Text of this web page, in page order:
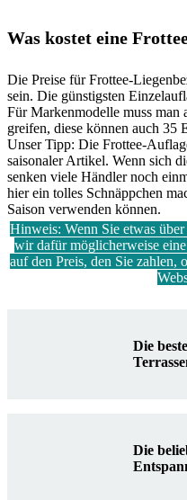
Was kostet eine
Die Preise für Frottee-
sein. Die günstigsten
Für Markenmodelle muss man
greifen, diese können auch 35
Unser Tipp: Die Frottee-
saisonaler Artikel. Wenn sich
senken viele Händler noch
hier ein tolles Schnäppchen
Saison verwenden können.
Hinweis: Wenn Sie etwas
wir dafür möglicherweise
auf den Preis, den Sie zahlen,
Die
Die